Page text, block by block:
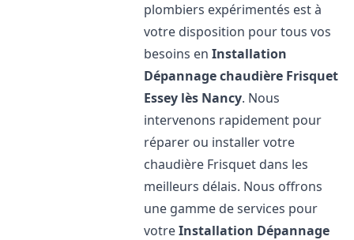
plombiers expérimentés est à
votre disposition pour tous vos
besoins enInstallation
Dépannage chaudière Frisquet
Essey lès Nancy. Nous
intervenons rapidement pour
réparer ou installer votre
chaudière Frisquet dans les
meilleurs délais. Nous offrons
une gamme de services pour
votreInstallation Dépannage